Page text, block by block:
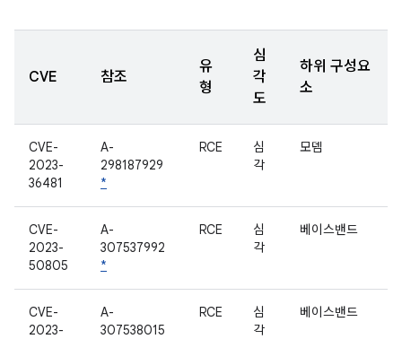
CVE 참조
유
형
심
각
도
하위 구성요
소
CVE-
2023-
36481
A-
298187929
*
RCE
심
각
모뎀
CVE-
2023-
50805
A-
307537992
*
RCE
심
각
베이스밴드
CVE-
2023-
A-
307538015
RCE
심
각
베이스밴드